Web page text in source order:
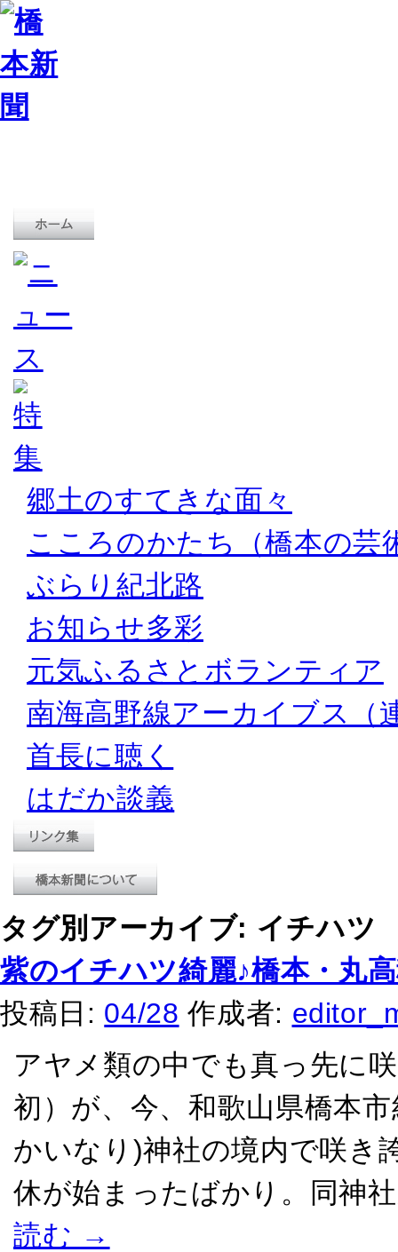
郷土のすてきな面々
こころのかたち（橋本の芸
ぶらり紀北路
お知らせ多彩
元気ふるさとボランティア
南海高野線アーカイブス（
首長に聴く
はだか談義
タグ別アーカイブ: イチハツ
紫のイチハツ綺麗♪橋本・丸
投稿日: 04/28 作成者:
アヤメ類の中でも真っ先に
初）が、今、和歌山県橋本
かいなり)神社の境内で咲き
休が始まったばかり。同神
読む →